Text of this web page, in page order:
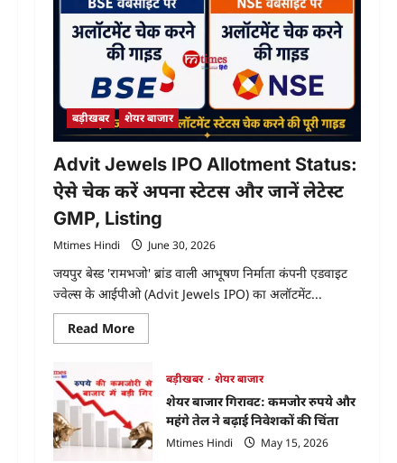
बड़ीखबर शेयर बाजार
Advit Jewels IPO Allotment Status:
ऐसे चेक करें अपना स्टेटस और जानें लेटेस्ट
GMP, Listing
Mtimes Hindi June 30, 2026
जयपुर बेस्ड 'रामभजो' ब्रांड वाली आभूषण निर्माता कंपनी एडवाइट
ज्वेल्स के आईपीओ (Advit Jewels IPO) का अलॉटमेंट...
Read MoreRead
more
Jewels
IPO
Allotment
Status:
ऐसे
चेक
करें
बड़ीखबर
शेयर बाजार
शेयर बाजार गिरावट: कमजोर रुपये और
महंगे तेल ने बढ़ाई निवेशकों की चिंता
Mtimes Hindi
May 15, 2026